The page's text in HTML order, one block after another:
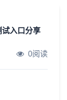
入口分享
0阅读